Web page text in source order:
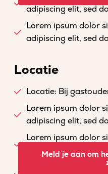
adipiscing elit, sed do
Lorem ipsum dolor
adipiscing elit, sed do
Locatie
Locatie: Bij
Lorem ipsum dolor
adipiscing elit, sed do
Lorem ipsum dolor
adipiscing elit, sed
Lorem ipsum dolor
Meld je aan om